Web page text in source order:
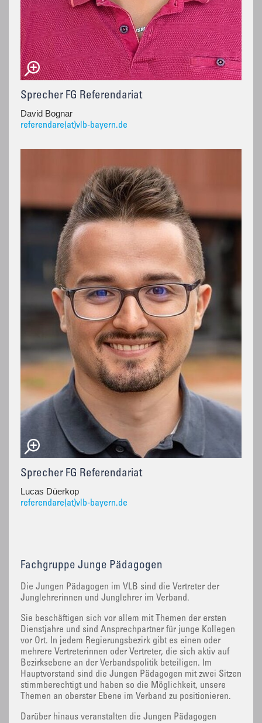
Sprecher FG Referendariat
David Bognar
referendare(at)vlb-bayern.de
Sprecher FG Referendariat
Lucas Düerkop
referendare(at)vlb-bayern.de
Fachgruppe Junge Pädagogen
Die Jungen Pädagogen im VLB sind die Vertreter der
Junglehrerinnen und Junglehrer im Verband.
Sie beschäftigen sich vor allem mit Themen der ersten
Dienstjahre und sind Ansprechpartner für junge Kollegen
vor Ort. In jedem Regierungsbezirk gibt es einen oder
mehrere Vertreterinnen oder Vertreter, die sich aktiv auf
Bezirksebene an der Verbandspolitik beteiligen. Im
Hauptvorstand sind die Jungen Pädagogen mit zwei Sitzen
stimmberechtigt und haben so die Möglichkeit, unsere
Themen an oberster Ebene im Verband zu positionieren.
Darüber hinaus veranstalten die Jungen Pädagogen